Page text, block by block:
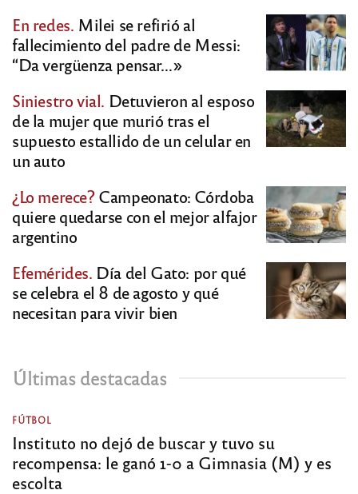
En redes. Milei se refirió al
fallecimiento del padre de Messi:
“Da vergüenza pensar…»
Siniestro vial. Detuvieron al esposo
de la mujer que murió tras el
supuesto estallido de un celular en
un auto
¿Lo merece?Campeonato: Córdoba
quiere quedarse con el mejor alfajor
argentino
Efemérides. Día del Gato: por qué
se celebra el 8 de agosto y qué
necesitan para vivir bien
Últimas destacadas
FÚTBOL
Instituto no dejó de buscar y tuvo su
recompensa: le ganó 1-0 a Gimnasia (M) y es
escolta